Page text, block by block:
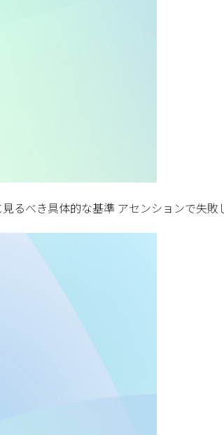
るべき具体的な基準 アセンションで失敗